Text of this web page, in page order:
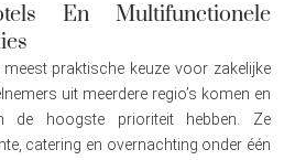
En Multifunctionele
praktische keuze voor zakelijke
uit meerdere regio’s komen en
de hoogste prioriteit hebben. Ze
catering en overnachting onder één